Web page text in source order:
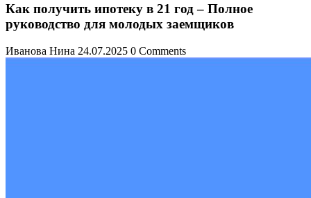
Как получить ипотеку в 21 год – Полное
руководство для молодых заемщиков
Иванова Нина 24.07.2025 0 Comments